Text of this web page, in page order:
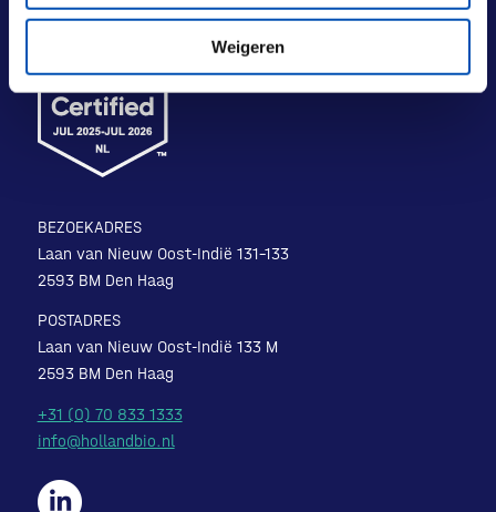
Weigeren
BEZOEKADRES
Laan van Nieuw Oost-Indië 131-133
2593 BM Den Haag
POSTADRES
Laan van Nieuw Oost-Indië 133 M
2593 BM Den Haag
+31 (0) 70 833 1333
info@hollandbio.nl